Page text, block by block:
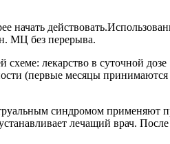
начать
МЦ без перерыва.
лекарство в суточной
(первые месяцы принимаются
синдромом применяют
лечащий врач. После